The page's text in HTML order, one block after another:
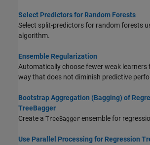
Select Predictors for Random Forests
Select split-predictors for random forests
algorithm.
Ensemble Regularization
Automatically choose fewer weak learners
way that does not diminish predictive
Bootstrap Aggregation (Bagging) of
TreeBagger
Create a TreeBagger ensemble for
Use Parallel Processing for Regression